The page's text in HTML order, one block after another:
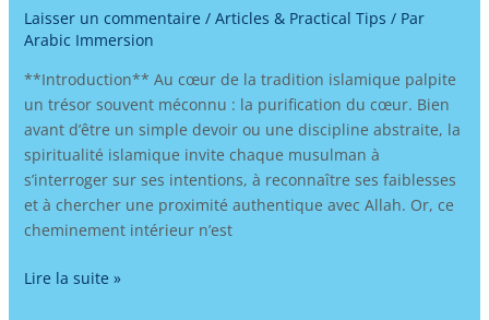
Laisser un commentaire / Articles & Practical Tips / Par
Arabic Immersion
**Introduction** Au cœur de la tradition islamique palpite
un trésor souvent méconnu : la purification du cœur. Bien
avant d’être un simple devoir ou une discipline abstraite, la
spiritualité islamique invite chaque musulman à
s’interroger sur ses intentions, à reconnaître ses faiblesses
et à chercher une proximité authentique avec Allah. Or, ce
cheminement intérieur n’est
Lire la suite »